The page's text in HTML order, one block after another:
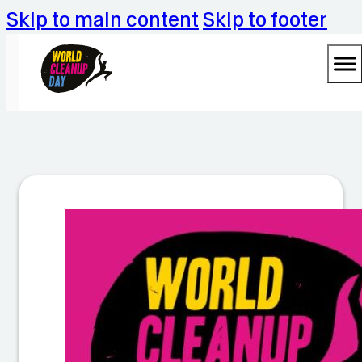
Skip to main content Skip to footer
o
rl
d
C
le